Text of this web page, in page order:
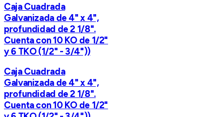
Caja Cuadrada
Galvanizada de 4" x 4",
profundidad de 2 1/8".
Cuenta con 10 KO de 1/2"
y 6 TKO (1/2" - 3/4"))
Caja Cuadrada
Galvanizada de 4" x 4",
profundidad de 2 1/8".
Cuenta con 10 KO de 1/2"